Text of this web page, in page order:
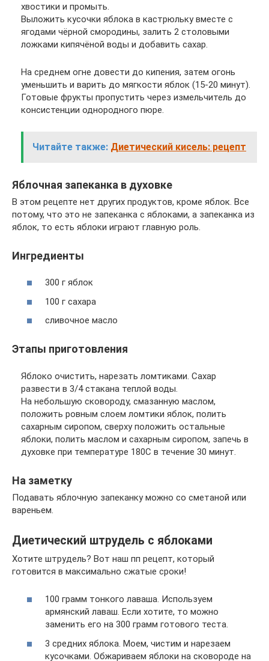
хвостики и промыть.
Выложить кусочки яблока в кастрюльку вместе с
ягодами чёрной смородины, залить 2 столовыми
ложками кипячёной воды и добавить сахар.
На среднем огне довести до кипения, затем огонь
уменьшить и варить до мягкости яблок (15-20 минут).
Готовые фрукты пропустить через измельчитель до
консистенции однородного пюре.
Читайте также: Диетический кисель: рецепт
Яблочная запеканка в духовке
В этом рецепте нет других продуктов, кроме яблок. Все
потому, что это не запеканка с яблоками, а запеканка из
яблок, то есть яблоки играют главную роль.
Ингредиенты
300 г яблок
100 г сахара
сливочное масло
Этапы приготовления
Яблоко очистить, нарезать ломтиками. Сахар
развести в 3/4 стакана теплой воды.
На небольшую сковороду, смазанную маслом,
положить ровным слоем ломтики яблок, полить
сахарным сиропом, сверху положить остальные
яблоки, полить маслом и сахарным сиропом, запечь в
духовке при температуре 180С в течение 30 минут.
На заметку
Подавать яблочную запеканку можно со сметаной или
вареньем.
Диетический штрудель с яблоками
Хотите штрудель? Вот наш пп рецепт, который
готовится в максимально сжатые сроки!
100 грамм тонкого лаваша. Используем
армянский лаваш. Если хотите, то можно
заменить его на 300 грамм готового теста.
3 средних яблока. Моем, чистим и нарезаем
кусочками. Обжариваем яблоки на сковороде на